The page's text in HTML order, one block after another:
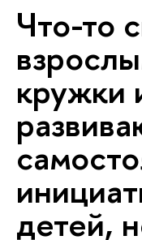
Что-то
кружки
детей,